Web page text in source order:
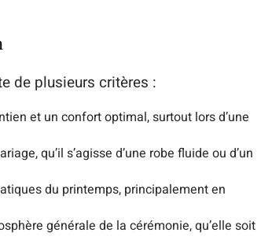
de plusieurs critères :
et un confort optimal, surtout lors d’une
qu’il s’agisse d’une robe fluide ou d’un
du printemps, principalement en
générale de la cérémonie, qu’elle soit